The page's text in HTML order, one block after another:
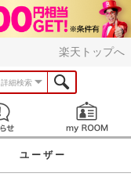
楽天トップへ
詳細検索
お知らせ
ユーザー